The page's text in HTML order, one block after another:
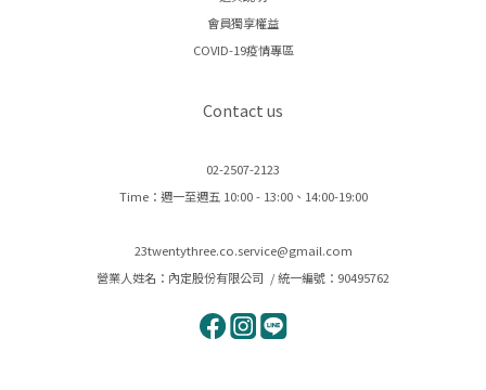
會員獨享權益
COVID-19疫情專區
Contact us
02-2507-2123
Time：週一至週五 10:00 - 13:00、14:00-19:00
23twentythree.co.service@gmail.com
營業人姓名：內定股份有限公司 / 統一編號：90495762